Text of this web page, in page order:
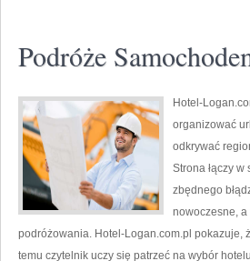
Podróże
Hotel-
organizować
odkrywać
Strona łączy
zbędnego
nowoczesne,
podróżowania. Hotel-Logan.com.pl pokazuje,
temu czytelnik uczy się patrzeć na wybór